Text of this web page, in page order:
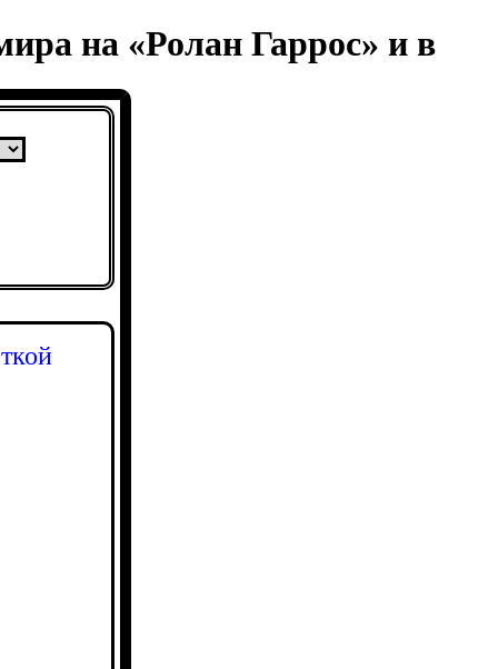
на «Ролан Гаррос» и в